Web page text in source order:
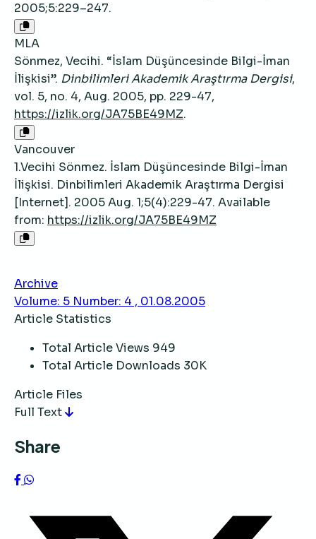
2005;5:229–247.
MLA
Sönmez, Vecihi. “İslam Düşüncesinde Bilgi-İman
İlişkisi”. Dinbilimleri Akademik Araştırma Dergisi,
vol. 5, no. 4, Aug. 2005, pp. 229-47,
https://izlik.org/JA75BE49MZ.
Vancouver
1.Vecihi Sönmez. İslam Düşüncesinde Bilgi-İman
İlişkisi. Dinbilimleri Akademik Araştırma Dergisi
[Internet]. 2005 Aug. 1;5(4):229-47. Available
from: https://izlik.org/JA75BE49MZ
Archive
Volume: 5 Number: 4 , 01.08.2005
Article Statistics
Total Article Views 949
Total Article Downloads 30K
Article Files
Full Text
Share